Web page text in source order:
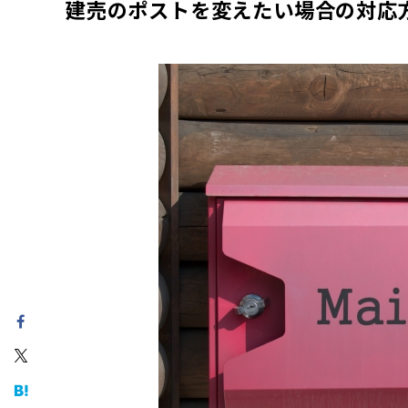
建売のポストを変えたい場合の対応